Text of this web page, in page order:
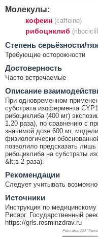
Молекулы:
кофеин (caffeine)
рибоциклиб
Cтепень серьёзности/
Требующие осторожности
Достоверность
Часто встречаемые
Описание
При одновременном
субстрата изофермента
рибоциклиба (400 мг)
1.20 раза), по сравнению с
значимой дозе 600 мг,
физиологически
позволило предсказать
рибоциклиба на субстраты
&lt;в 2 раза).
Рекомендации
Следует учитывать
Источники
Инструкция по
Рисарг. Государственный
https://grls.rosminzdrav.ru
Реклама. АО